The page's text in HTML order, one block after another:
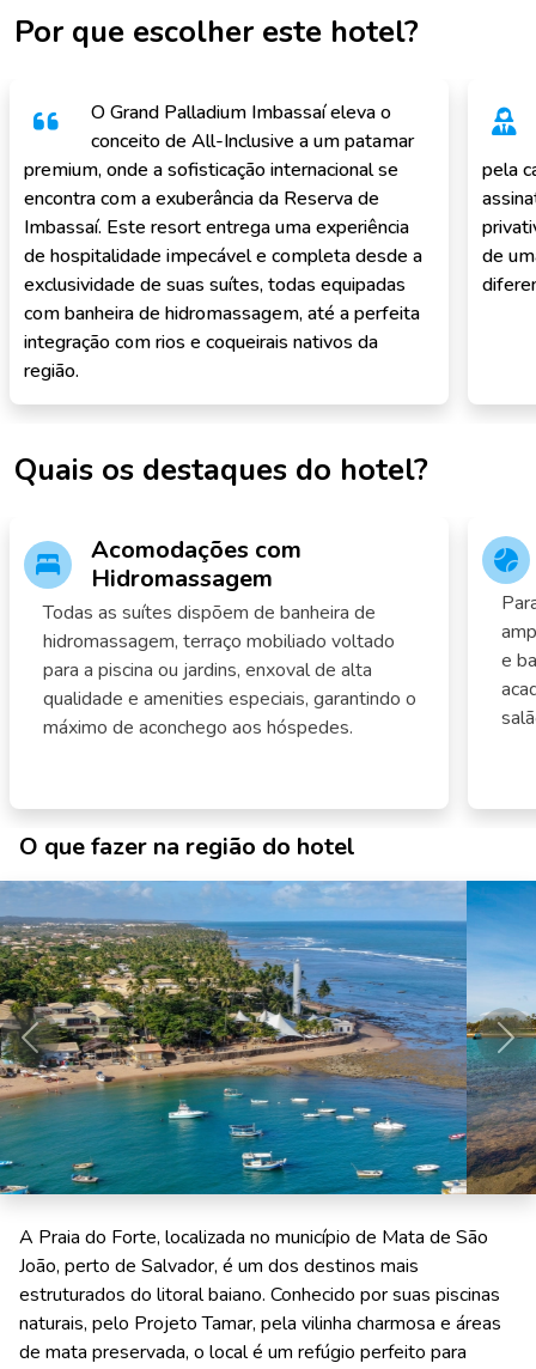
Por que escolher este hotel?
O Grand Palladium Imbassaí eleva o
conceito de All-Inclusive a um patamar
premium, onde a sofisticação internacional se
encontra com a exuberância da Reserva de
Imbassaí. Este resort entrega uma experiência
de hospitalidade impecável e completa desde a
exclusividade de suas suítes, todas equipadas
com banheira de hidromassagem, até a perfeita
integração com rios e coqueirais nativos da
região.
pela
de
Quais os destaques do hotel?
Acomodações com
Hidromassagem
Todas as suítes dispõem de banheira de
hidromassagem, terraço mobiliado voltado
para a piscina ou jardins, enxoval de alta
qualidade e amenities especiais, garantindo o
máximo de aconchego aos hóspedes.
e
O que fazer na região do hotel
Anterior
A Praia do Forte, localizada no município de Mata de São
João, perto de Salvador, é um dos destinos mais
estruturados do litoral baiano. Conhecido por suas piscinas
naturais, pelo Projeto Tamar, pela vilinha charmosa e áreas
de mata preservada, o local é um refúgio perfeito para